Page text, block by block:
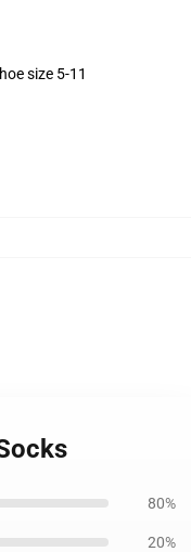
size 5-11
80%
20%